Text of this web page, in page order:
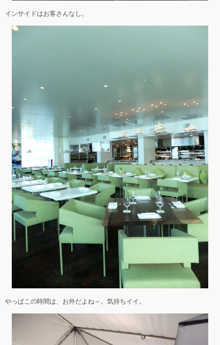
インサイドはお客さんなし。
やっぱこの時間は、お外だよね～。気持ちイイ。